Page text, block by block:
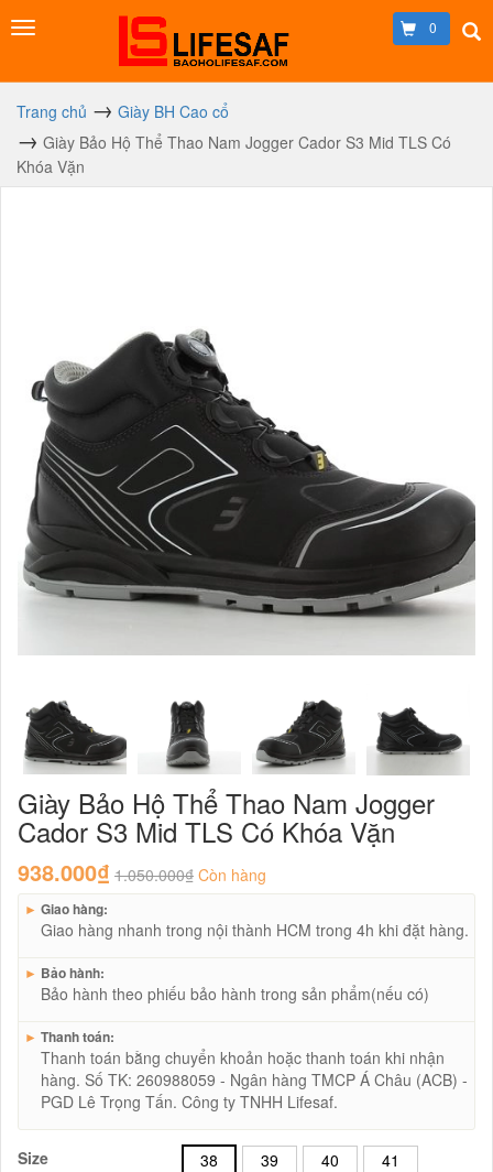
0
Trang chủ
Giày BH Cao cổ
Giày Bảo Hộ Thể Thao Nam Jogger Cador S3 Mid TLS Có
Khóa Vặn
Giày Bảo Hộ Thể Thao Nam Jogger
Cador S3 Mid TLS Có Khóa Vặn
938.000₫ 1.050.000₫ Còn hàng
► Giao hàng:
Giao hàng nhanh trong nội thành HCM trong 4h khi đặt hàng.
► Bảo hành:
Bảo hành theo phiếu bảo hành trong sản phẩm(nếu có)
► Thanh toán:
Thanh toán bằng chuyển khoản hoặc thanh toán khi nhận
hàng. Số TK: 260988059 - Ngân hàng TMCP Á Châu (ACB) -
PGD Lê Trọng Tấn. Công ty TNHH Lifesaf.
Size 38 39 40
41